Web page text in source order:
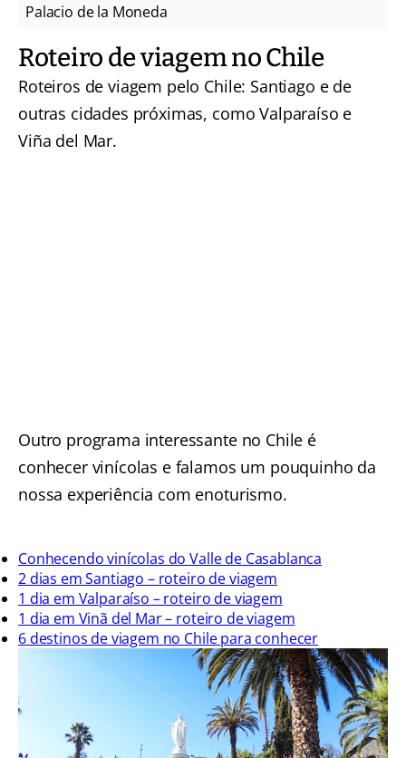
Palacio de la Moneda
Roteiro de viagem no Chile
Roteiros de viagem pelo Chile: Santiago e de
outras cidades próximas, como Valparaíso e
Viña del Mar.
Outro programa interessante no Chile é
conhecer vinícolas e falamos um pouquinho da
nossa experiência com enoturismo.
Conhecendo vinícolas do Valle de Casablanca
2 dias em Santiago – roteiro de viagem
1 dia em Valparaíso – roteiro de viagem
1 dia em Vinã del Mar – roteiro de viagem
6 destinos de viagem no Chile para conhecer